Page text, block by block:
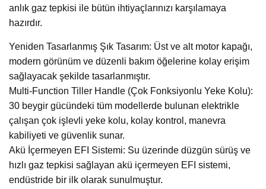
anlık gaz tepkisi ile bütün ihtiyaçlarınızı karşılamaya
hazırdır.
Yeniden Tasarlanmış Şık Tasarım: Üst ve alt motor kapağı,
modern görünüm ve düzenli bakım öğelerine kolay erişim
sağlayacak şekilde tasarlanmıştır.
Multi-Function Tiller Handle (Çok Fonksiyonlu Yeke Kolu):
30 beygir gücündeki tüm modellerde bulunan elektrikle
çalışan çok işlevli yeke kolu, kolay kontrol, manevra
kabiliyeti ve güvenlik sunar.
Akü İçermeyen EFI Sistemi: Su üzerinde düzgün sürüş ve
hızlı gaz tepkisi sağlayan akü içermeyen EFI sistemi,
endüstride bir ilk olarak sunulmuştur.